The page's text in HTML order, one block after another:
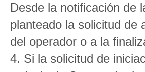
Desde la notificación de
planteado la solicitud de
del operador o a la
4. Si la solicitud de